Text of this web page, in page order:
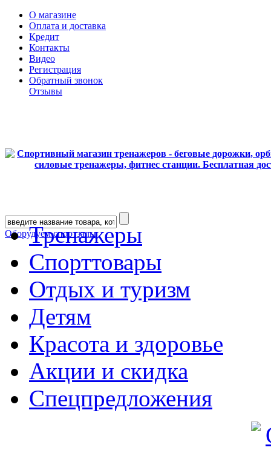
О магазине
Оплата и доставка
Кредит
Контакты
Видео
Регистрация
Обратный звонок
Отзывы
Оборудуем спортзалы
Тренажеры
Спорттовары
Отдых и туризм
Детям
Красота и здоровье
Акции и скидка
Спецпредложения